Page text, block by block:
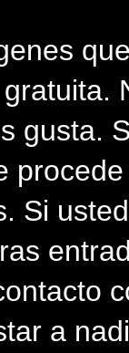
gusta.
Si
a